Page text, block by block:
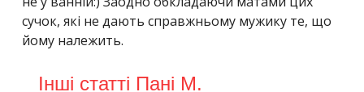
сучок, які не дають справжньому мужику те, що
йому належить.